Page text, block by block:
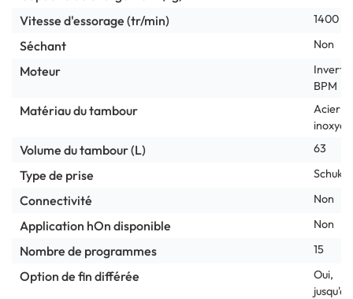
Vitesse d'essorage (tr/min) 1400
Séchant Non
Moteur
BPM
Matériau du tambour
Acier
Volume du tambour (L) 63
Type de prise Schuko
Connectivité Non
Application hOn disponible Non
Nombre de programmes 15
Option de fin différée
Oui,
jusqu'à